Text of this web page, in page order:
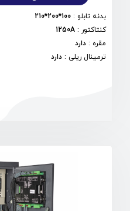
بدنه تابلو :
100*200*210
کنتاکتور :
1250A
مقره : دارد
ترمینال ریلی : دارد